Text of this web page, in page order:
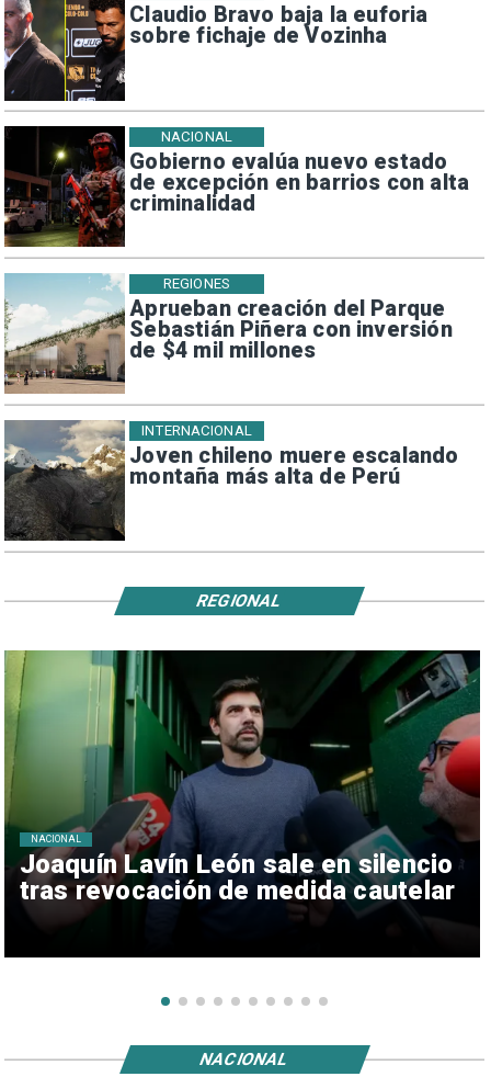
Claudio Bravo baja la euforia
sobre fichaje de Vozinha
Gobierno evalúa nuevo estado
de excepción en barrios con alta
criminalidad
NACIONAL
Aprueban creación del Parque
Sebastián Piñera con inversión
de $4 mil millones
REGIONES
Joven chileno muere escalando
montaña más alta de Perú
INTERNACIONAL
Joaquín Lavín León sale en silencio
tras revocación de medida cautelar
NACIONAL
REGIONAL
NACIONAL